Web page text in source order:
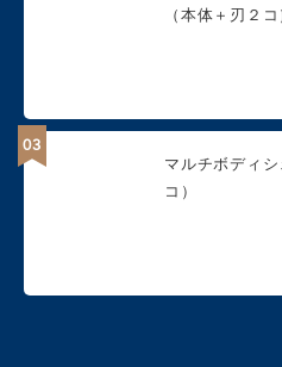
（本体＋刃２コ
マルチボディ
コ）